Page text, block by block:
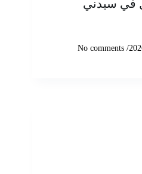
في سيدني
/ No comments